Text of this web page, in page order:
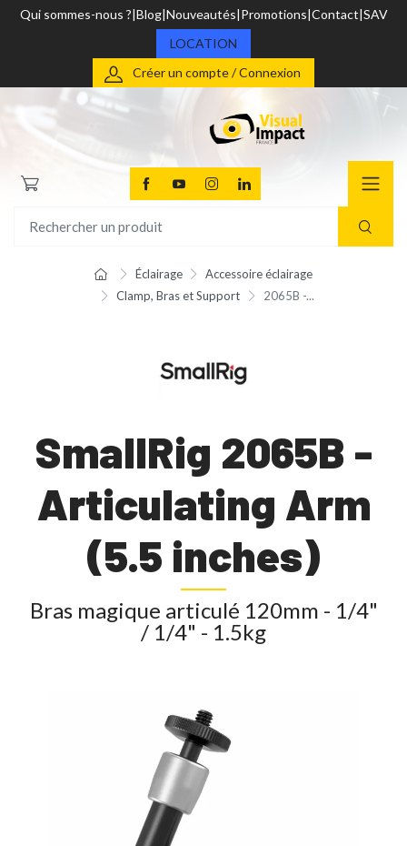
Qui sommes-nous ? Blog Nouveautés Promotions Contact SAV
LOCATION
Créer un compte / Connexion
Éclairage
Accessoire éclairage
Clamp, Bras et Support
2065B -...
SmallRig 2065B -
Articulating Arm
(5.5 inches)
Bras magique articulé 120mm - 1/4"
/ 1/4" - 1.5kg